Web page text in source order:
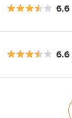
6.6
6.6